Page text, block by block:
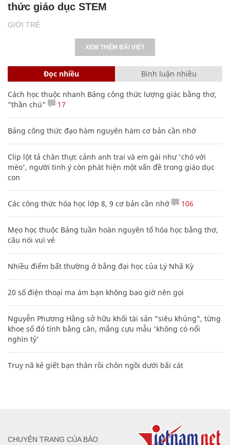
GIỚI TRẺ
thức giáo dục STEM
XEM THÊM BÀI VIẾT
Đọc nhiều Bình luận nhiều
Cách học thuộc nhanh Bảng công thức lượng giác bằng thơ,
"thần chú"
17
Bảng công thức đạo hàm nguyên hàm cơ bản cần nhớ
Clip lột tả chân thực cảnh anh trai và em gái như 'chó với
mèo', người tinh ý còn phát hiện một vấn đề trong giáo dục
con
Các công thức hóa học lớp 8, 9 cơ bản cần nhớ 106
Mẹo học thuộc Bảng tuần hoàn nguyên tố hóa học bằng thơ,
câu nói vui vẻ
Nhiều điểm bất thường ở bằng đại học của Lý Nhã Kỳ
20 số điện thoại ma ám bạn không bao giờ nên gọi
Nguyễn Phương Hằng sở hữu khối tài sản "siêu khủng", từng
khoe sổ đỏ tính bằng cân, mắng cựu mẫu 'không có nổi
nghìn tỷ'
Truy nã kẻ giết bạn thân rồi chôn ngồi dưới bãi cát
CHUYÊN TRANG CỦA BÁO